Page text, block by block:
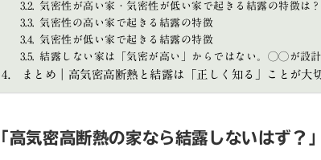
気密性が高い家・気密性が低い家で起きる結露の特徴は？
気密性の高い家で起きる結露の特徴
気密性が低い家で起きる結露の特徴
結露しない家は「気密が高い」からではない。◯◯が設計
まとめ｜高気密高断熱と結露は「正しく知る」ことが大
「高気密高断熱の家なら結露しないはず？